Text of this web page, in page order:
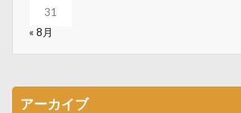
31
« 8月
アーカイブ